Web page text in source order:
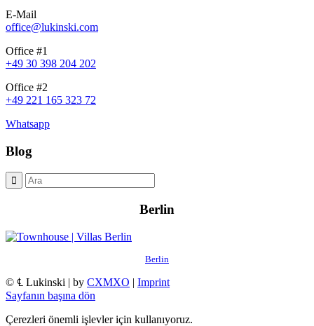
E-Mail
office@lukinski.com
Office #1
+49 30 398 204 202
Office #2
+49 221 165 323 72
Whatsapp
Blog
Berlin
Berlin
© ℄ Lukinski | by CXMXO | Imprint
Sayfanın başına dön
Çerezleri önemli işlevler için kullanıyoruz.